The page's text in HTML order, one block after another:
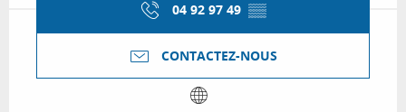
04 92 97 49 ▒▒
CONTACTEZ-NOUS